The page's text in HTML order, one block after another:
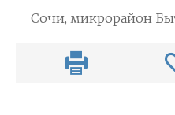
Сочи, микрорайон